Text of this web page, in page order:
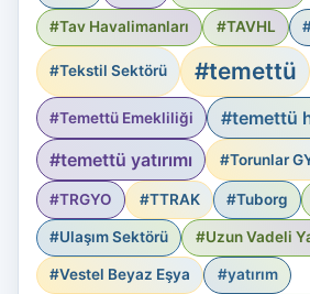
#Tav Havalimanları #TAVHL
#Tekstil Sektörü #temettü
#Temettü Emekliliği
#temettü
#temettü yatırımı
#Torunlar
#TRGYO #TTRAK #Tuborg
#Ulaşım Sektörü #Uzun Vadeli
#Vestel Beyaz Eşya #yatırım